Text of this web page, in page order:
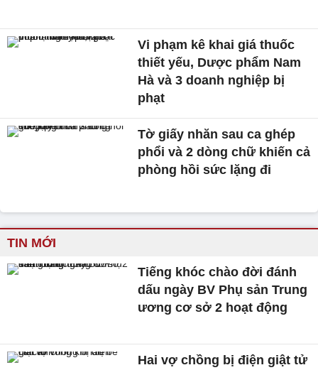
Vi phạm kê khai giá thuốc
thiết yếu, Dược phẩm Nam
Hà và 3 doanh nghiệp bị
phạt
Tờ giấy nhăn sau ca ghép
phổi và 2 dòng chữ khiến cả
phòng hồi sức lặng đi
TIN MỚI
Tiếng khóc chào đời đánh
dấu ngày BV Phụ sản Trung
ương cơ sở 2 hoạt động
Hai vợ chồng bị điện giật tử